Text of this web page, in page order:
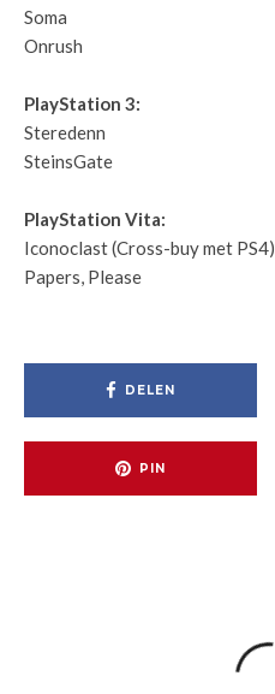
Soma
Onrush
PlayStation 3:
Steredenn
SteinsGate
PlayStation Vita:
Iconoclast (Cross-buy met PS4)
Papers, Please
DELEN
PIN